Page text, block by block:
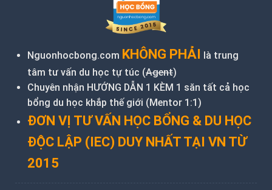
Nguonhocbong.com KHÔNG PHẢI là trung
tâm tư vấn du học tự túc (Agent)
Chuyên nhận HƯỚNG DẪN 1 KÈM 1 săn tất cả học
bổng du học khắp thế giới (Mentor 1:1)
ĐƠN VỊ TƯ VẤN HỌC BỔNG & DU HỌC
ĐỘC LẬP (IEC) DUY NHẤT TẠI VN TỪ
2015